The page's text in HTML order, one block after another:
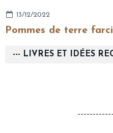
13/12/2022
Pommes de terre
--- LIVRES ET IDÉES